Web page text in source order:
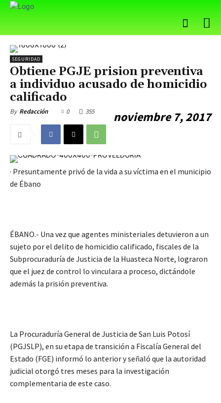
SEGURIDAD
Obtiene PGJE prision preventiva
a individuo acusado de homicidio
calificado
By Redacción noviembre 7, 2017
0 355
· Presuntamente privó de la vida a su víctima en el municipio
de Ébano
ÉBANO.- Una vez que agentes ministeriales detuvieron a un
sujeto por el delito de homicidio calificado, fiscales de la
Subprocuraduría de Justicia de la Huasteca Norte, lograron
que el juez de control lo vinculara a proceso, dictándole
además la prisión preventiva.
La Procuraduría General de Justicia de San Luis Potosí
(PGJSLP), en su etapa de transición a Fiscalía General del
Estado (FGE) informó lo anterior y señaló que la autoridad
judicial otorgó tres meses para la investigación
complementaria de este caso.